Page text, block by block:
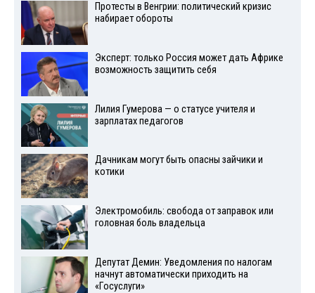
Протесты в Венгрии: политический кризис
набирает обороты
Эксперт: только Россия может дать Африке
возможность защитить себя
Лилия Гумерова — о статусе учителя и
зарплатах педагогов
Дачникам могут быть опасны зайчики и
котики
Электромобиль: свобода от заправок или
головная боль владельца
Депутат Демин: Уведомления по налогам
начнут автоматически приходить на
«Госуслуги»